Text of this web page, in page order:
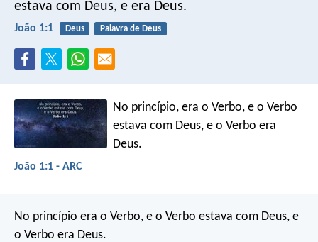
estava com Deus, e era Deus.
João 1:1 Deus Palavra de Deus
No princípio, era o Verbo, e o Verbo
estava com Deus, e o Verbo era
Deus.
João 1:1 - ARC
No princípio era o Verbo, e o Verbo estava com Deus, e
o Verbo era Deus.